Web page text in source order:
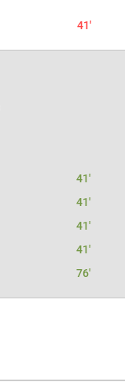
41'
41'
41'
41'
41'
76'